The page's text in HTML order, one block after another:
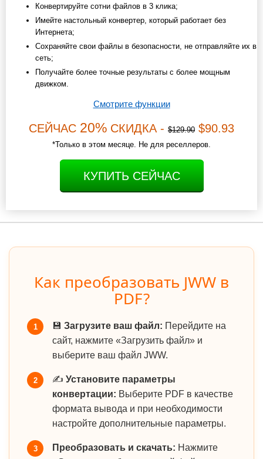
Конвертируйте сотни файлов в 3 клика;
Имейте настольный конвертер, который работает без
Интернета;
Сохраняйте свои файлы в безопасности, не отправляйте их в
сеть;
Получайте более точные результаты с более мощным
движком.
Смотрите функции
СЕЙЧАС 20% СКИДКА - $129.90 $90.93
*Только в этом месяце. Не для реселлеров.
КУПИТЬ СЕЙЧАС
Как преобразовать JWW в
PDF?
1 💾 Загрузите ваш файл: Перейдите на
сайт, нажмите «Загрузить файл» и
выберите ваш файл JWW.
2 ✍️ Установите параметры
конвертации: Выберите PDF в качестве
формата вывода и при необходимости
настройте дополнительные параметры.
3 Преобразовать и скачать: Нажмите